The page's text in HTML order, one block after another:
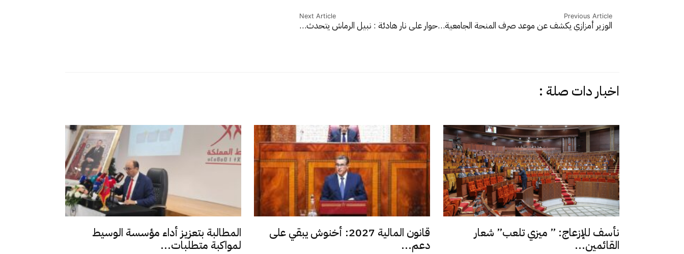
Previous Article
الوزير أمزازي يكشف عن موعد صرف المنحة الجامعية…
Next Article
حوار على نار هادئة : نبيل الرماش يتحدث…
اخبار دات صلة :
نأسف للإزعاج: ” ميزي تلعب” شعار
القائمين...
قانون المالية 2027: أخنوش يبقي على
دعم...
المطالبة بتعزيز أداء مؤسسة الوسيط
لمواكبة متطلبات...